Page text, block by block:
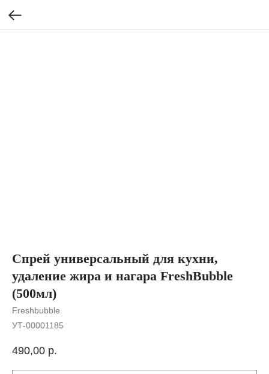
Спрей универсальный для кухни,
удаление жира и нагара FreshBubble
(500мл)
Freshbubble
УТ-00001185
490,00 р.